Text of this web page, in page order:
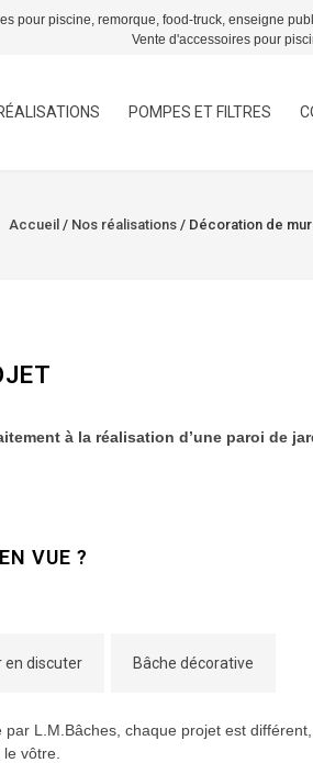
pour piscine, remorque, food-truck, enseigne
Vente d'accessoires pour
POMPES ET FILTRES
Accueil / Nos réalisations / Décoration de
à la réalisation d’une paroi de
VUE ?
en discuter Bâche décorative
L.M.Bâches, chaque projet est différent,
vôtre.